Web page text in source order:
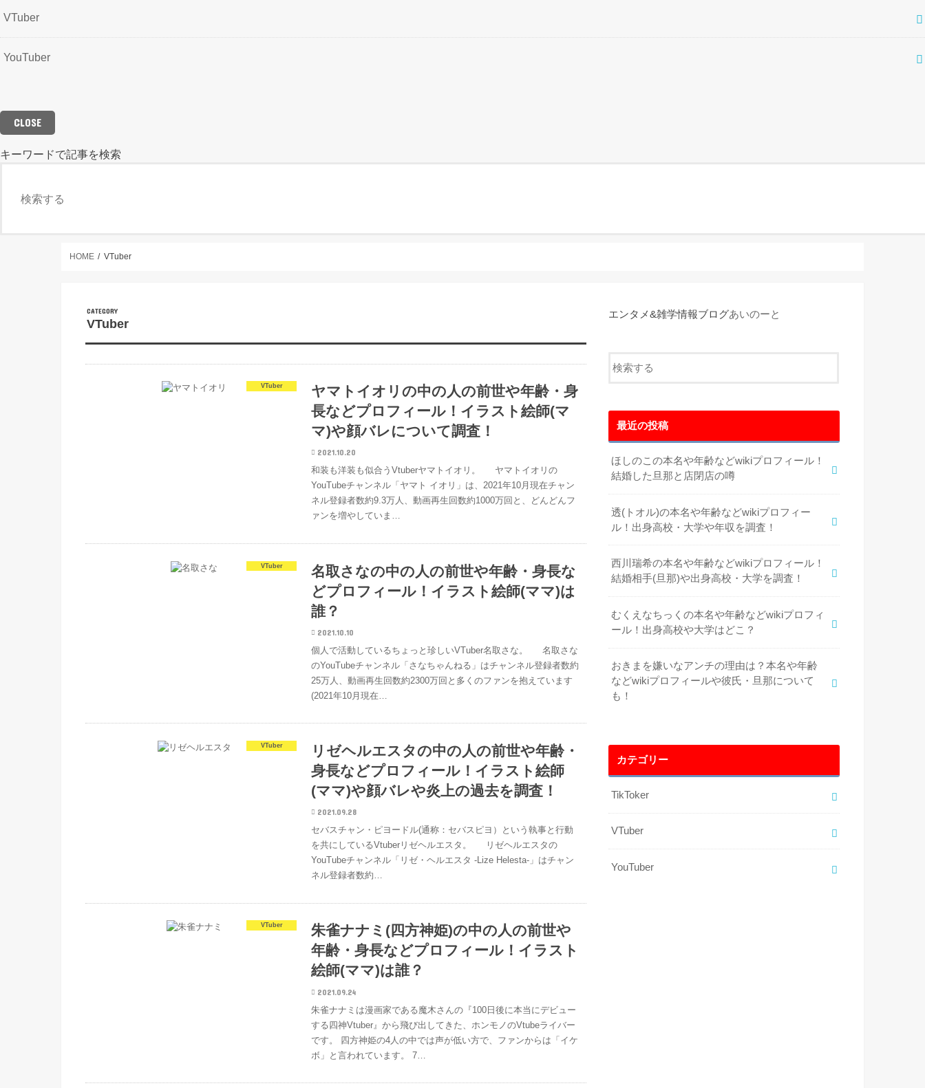
VTuber
YouTuber
CLOSE
キーワードで記事を検索
HOME VTuber
CATEGORY
VTuber
VTuber
ヤマトイオリの中の人の前世や年齢・身
長などプロフィール！イラスト絵師(マ
マ)や顔バレについて調査！
2021.10.20
和装も洋装も似合うVtuberヤマトイオリ。 ヤマトイオリの
YouTubeチャンネル「ヤマト イオリ」は、2021年10月現在チャン
ネル登録者数約9.3万人、動画再生回数約1000万回と、どんどんフ
ァンを増やしていま…
VTuber
名取さなの中の人の前世や年齢・身長な
どプロフィール！イラスト絵師(ママ)は
誰？
2021.10.10
個人で活動しているちょっと珍しいVTuber名取さな。 名取さな
のYouTubeチャンネル「さなちゃんねる」はチャンネル登録者数約
25万人、動画再生回数約2300万回と多くのファンを抱えています
(2021年10月現在…
VTuber
リゼヘルエスタの中の人の前世や年齢・
身長などプロフィール！イラスト絵師
(ママ)や顔バレや炎上の過去を調査！
2021.09.28
セバスチャン・ピヨードル(通称：セバスピヨ）という執事と行動
を共にしているVtuberリゼヘルエスタ。 リゼヘルエスタの
YouTubeチャンネル「リゼ・ヘルエスタ -Lize Helesta-」はチャン
ネル登録者数約…
VTuber
朱雀ナナミ(四方神姫)の中の人の前世や
年齢・身長などプロフィール！イラスト
絵師(ママ)は誰？
2021.09.24
朱雀ナナミは漫画家である魔木さんの『100日後に本当にデビュー
する四神Vtuber』から飛び出してきた、ホンモノのVtubeライバー
です。 四方神姫の4人の中では声が低い方で、ファンからは「イケ
ボ」と言われています。 7…
エンタメ&雑学情報ブログあいのーと
最近の投稿
ほしのこの本名や年齢などwikiプロフィール！
結婚した旦那と店閉店の噂
透(トオル)の本名や年齢などwikiプロフィー
ル！出身高校・大学や年収を調査！
西川瑞希の本名や年齢などwikiプロフィール！
結婚相手(旦那)や出身高校・大学を調査！
むくえなちっくの本名や年齢などwikiプロフィ
ール！出身高校や大学はどこ？
おきまを嫌いなアンチの理由は？本名や年齢
などwikiプロフィールや彼氏・旦那について
も！
カテゴリー
TikToker
VTuber
YouTuber